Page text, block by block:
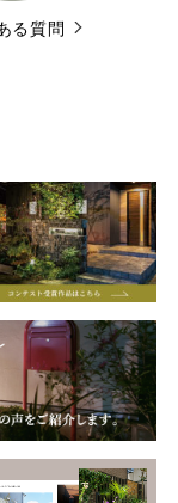
る質問